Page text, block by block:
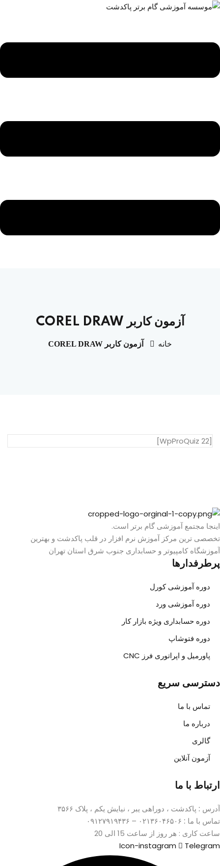
به
آزمون کاربر COREL DRAW
خانه آزمون کاربر COREL DRAW
[WpProQuiz 22]
اینجا مجتمع آموزشی گام برتر است.
تخصصی ترین مرکز آموزش نرم افزار در قلب پاکدشت و بهترین
آموزشگاه کامپیوتر و حسابداری جنوب شرق استان تهران
پرطرفدارها
دوره آموزشی کورل
دوره آموزشی ورد
دوره حسابداری ویژه بازار کار
دوره فتوشاپ
پاورمیل و اپراتوری فرز CNC
دسترسی سریع
تماس با ما
درباره ما
گالری
آزمون آنلاین
ارتباط با ما
آدرس : پاکدشت ، دوراهی یبر ، نیایش یکم ، پلاک ۳۵۶۶
تماس با ما :
ساعت کاری : هر روز از ساعت 15 الی 20
Icon-instagram
Telegram